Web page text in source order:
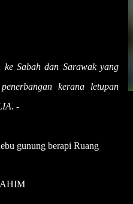
ke Sabah dan Sarawak yang
kerana letupan
-
gunung berapi Ruang